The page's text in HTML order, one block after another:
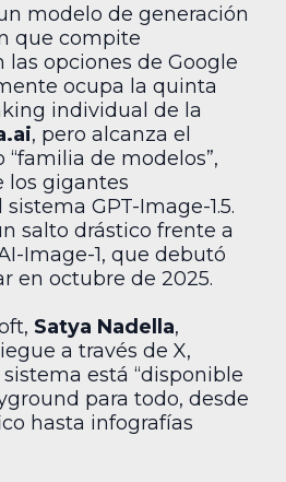
modelo de generación
que compite
opciones de Google
ocupa la quinta
individual de la
, pero alcanza el
de modelos”,
los gigantes
GPT-Image-1.5.
salto drástico frente a
Image-1, que debutó
en octubre de 2025.
Satya Nadella,
a través de X,
está “disponible
para todo, desde
hasta infografías